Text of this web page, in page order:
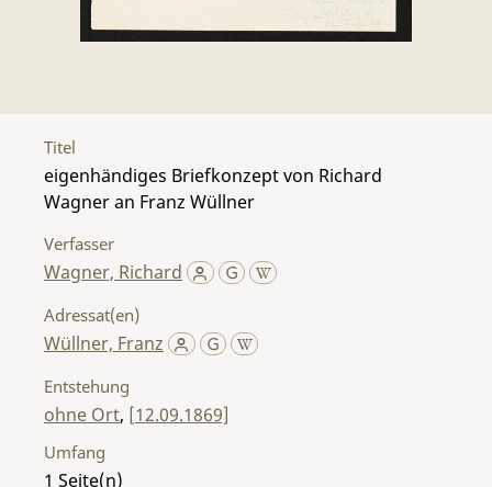
Titel
eigenhändiges Briefkonzept von Richard
Wagner an Franz Wüllner
Verfasser
Wagner, Richard
Adressat(en)
Wüllner, Franz
Entstehung
ohne Ort, [12.09.1869]
Umfang
1